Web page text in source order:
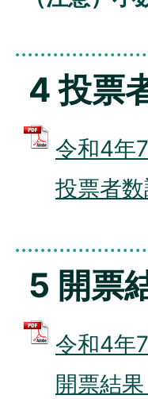
4 投票
令和4年
投票者
5 開票
令和4年
開票結